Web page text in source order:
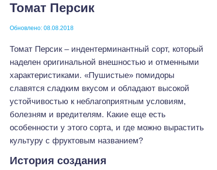
Томат Персик
Обновлено: 08.08.2018
Томат Персик – индентерминантный сорт, который
наделен оригинальной внешностью и отменными
характеристиками. «Пушистые» помидоры
славятся сладким вкусом и обладают высокой
устойчивостью к неблагоприятным условиям,
болезням и вредителям. Какие еще есть
особенности у этого сорта, и где можно вырастить
культуру с фруктовым названием?
История создания